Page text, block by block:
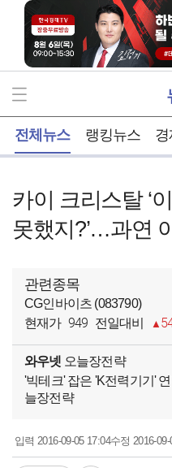
전체뉴스 랭킹뉴스 경
카이 크리스탈 ‘
못했지?’…과연
관련종목
CG인바이츠 (083790)
현재가 949 전일대비
와우넷 오늘장전략
'빅테크' 잡은 'K전력기기'
늘장전략
입력 2016-09-05 17:04수정 2016-